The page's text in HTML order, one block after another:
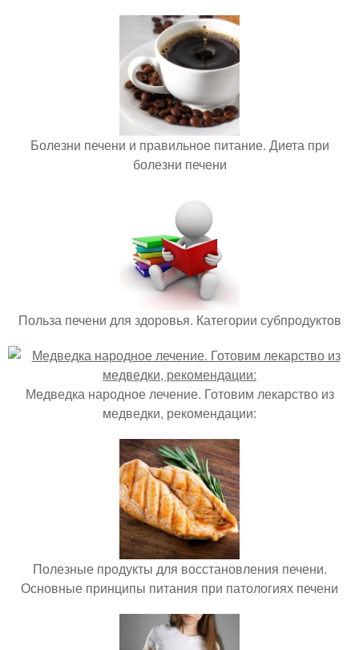
Болезни печени и правильное питание. Диета при
болезни печени
Польза печени для здоровья. Категории субпродуктов
Медведка народное лечение. Готовим лекарство из
медведки, рекомендации:
Полезные продукты для восстановления печени.
Основные принципы питания при патологиях печени